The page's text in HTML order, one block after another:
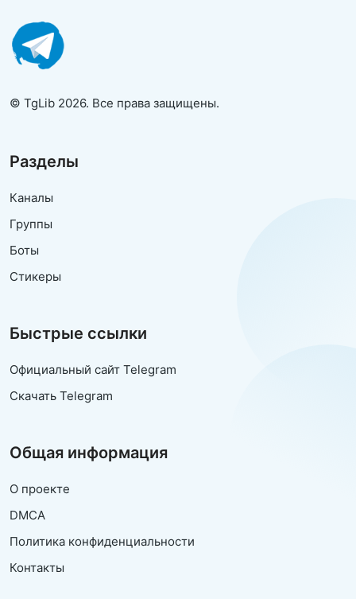
© TgLib 2026. Все права защищены.
Разделы
Каналы
Группы
Боты
Стикеры
Быстрые ссылки
Официальный сайт Telegram
Скачать Telegram
Общая информация
О проекте
DMCA
Политика конфиденциальности
Контакты